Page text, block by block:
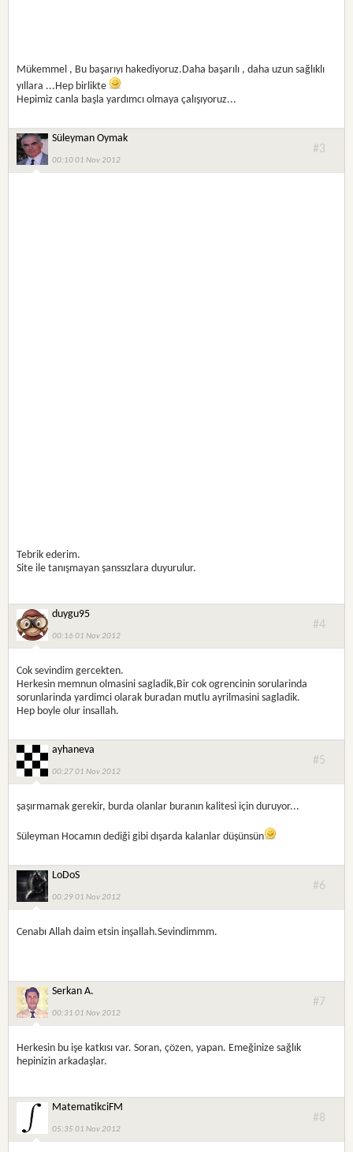
Mükemmel , Bu başarıyı hakediyoruz.Daha başarılı , daha uzun sağlıklı
yıllara ...Hep birlikte
Hepimiz canla başla yardımcı olmaya çalışıyoruz...
Süleyman Oymak
00:10 01 Nov 2012
#3
Tebrik ederim.
Site ile tanışmayan şanssızlara duyurulur.
duygu95
00:16 01 Nov 2012
#4
Cok sevindim gercekten.
Herkesin memnun olmasini sagladik,Bir cok ogrencinin sorularinda
sorunlarinda yardimci olarak buradan mutlu ayrilmasini sagladik.
Hep boyle olur insallah.
ayhaneva
00:27 01 Nov 2012
#5
şaşırmamak gerekir, burda olanlar buranın kalitesi için duruyor...
Süleyman Hocamın dediği gibi dışarda kalanlar düşünsün
LoDoS
00:29 01 Nov 2012
#6
Cenabı Allah daim etsin inşallah.Sevindimmm.
Serkan A.
00:31 01 Nov 2012
#7
Herkesin bu işe katkısı var. Soran, çözen, yapan. Emeğinize sağlık
hepinizin arkadaşlar.
MatematikciFM
05:35 01 Nov 2012
#8